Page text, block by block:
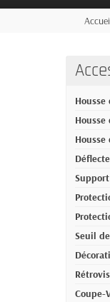
Housse
Seuil
Coupe-